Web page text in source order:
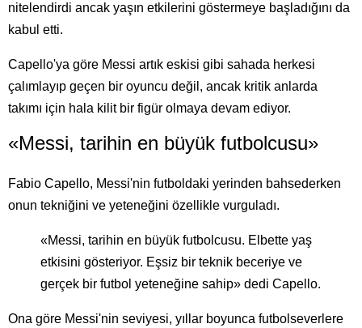
nitelendirdi ancak yaşın etkilerini göstermeye başladığını da
kabul etti.
Capello'ya göre Messi artık eskisi gibi sahada herkesi
çalımlayıp geçen bir oyuncu değil, ancak kritik anlarda
takımı için hala kilit bir figür olmaya devam ediyor.
«Messi, tarihin en büyük futbolcusu»
Fabio Capello, Messi'nin futboldaki yerinden bahsederken
onun tekniğini ve yeteneğini özellikle vurguladı.
«Messi, tarihin en büyük futbolcusu. Elbette yaş
etkisini gösteriyor. Eşsiz bir teknik beceriye ve
gerçek bir futbol yeteneğine sahip» dedi Capello.
Ona göre Messi'nin seviyesi, yıllar boyunca futbolseverlere